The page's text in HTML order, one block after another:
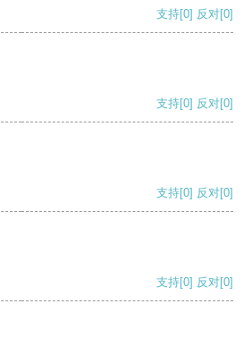
支持[0] 反对[0]
支持[0] 反对[0]
支持[0] 反对[0]
支持[0] 反对[0]